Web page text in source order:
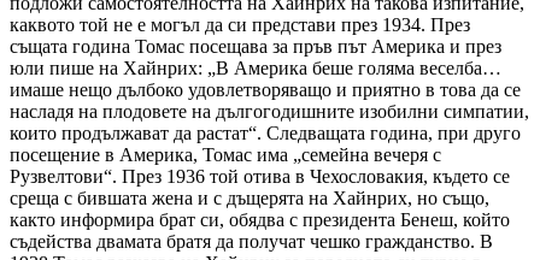
каквото той не е могъл да си представи през 1934. През
същата година Томас посещава за пръв път Америка и през
юли пише на Хайнрих: „В Америка беше голяма веселба…
имаше нещо дълбоко удовлетворяващо и приятно в това да се
насладя на плодовете на дългогодишните изобилни симпатии,
които продължават да растат“. Следващата година, при друго
посещение в Америка, Томас има „семейна вечеря с
Рузвелтови“. През 1936 той отива в Чехословакия, където се
среща с бившата жена и с дъщерята на Хайнрих, но също,
както информира брат си, обядва с президента Бенеш, който
съдейства двамата братя да получат чешко гражданство. В